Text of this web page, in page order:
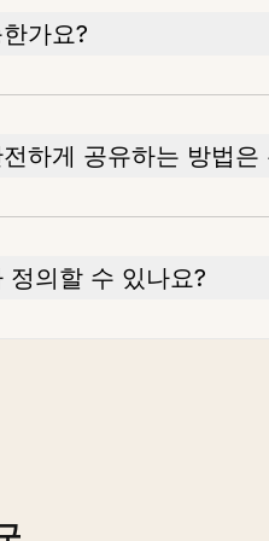
가요?
하게 공유하는 방법은
정의할 수 있나요?